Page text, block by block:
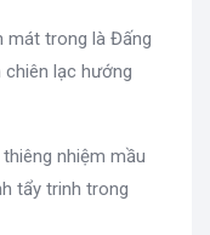
mát trong là Đấng
chiên lạc hướng
nhiệm mầu
tẩy trinh trong